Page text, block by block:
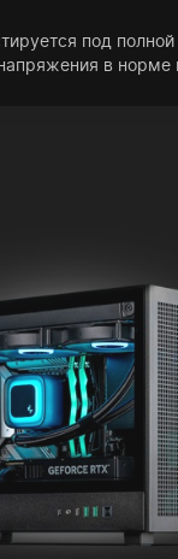
под полной
в норме